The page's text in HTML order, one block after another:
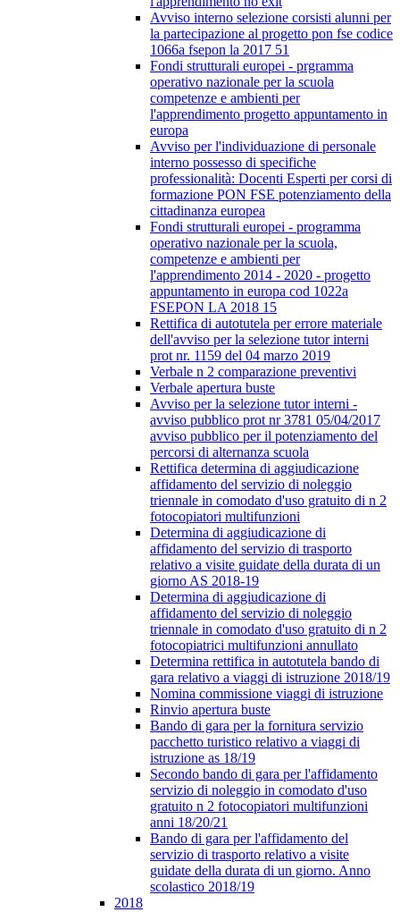
Avviso interno selezione corsisti alunni per
la partecipazione al progetto pon fse codice
1066a fsepon la 2017 51
Fondi strutturali europei - prgramma
operativo nazionale per la scuola
competenze e ambienti per
l'apprendimento progetto appuntamento in
europa
Avviso per l'individuazione di personale
interno possesso di specifiche
professionalità: Docenti Esperti per corsi di
formazione PON FSE potenziamento della
cittadinanza europea
Fondi strutturali europei - programma
operativo nazionale per la scuola,
competenze e ambienti per
l'apprendimento 2014 - 2020 - progetto
appuntamento in europa cod 1022a
FSEPON LA 2018 15
Rettifica di autotutela per errore materiale
dell'avviso per la selezione tutor interni
prot nr. 1159 del 04 marzo 2019
Verbale n 2 comparazione preventivi
Verbale apertura buste
Avviso per la selezione tutor interni -
avviso pubblico prot nr 3781 05/04/2017
avviso pubblico per il potenziamento del
percorsi di alternanza scuola
Rettifica determina di aggiudicazione
affidamento del servizio di noleggio
triennale in comodato d'uso gratuito di n 2
fotocopiatori multifunzioni
Determina di aggiudicazione di
affidamento del servizio di trasporto
relativo a visite guidate della durata di un
giorno AS 2018-19
Determina di aggiudicazione di
affidamento del servizio di noleggio
triennale in comodato d'uso gratuito di n 2
fotocopiatrici multifunzioni annullato
Determina rettifica in autotutela bando di
gara relativo a viaggi di istruzione 2018/19
Nomina commissione viaggi di istruzione
Rinvio apertura buste
Bando di gara per la fornitura servizio
pacchetto turistico relativo a viaggi di
istruzione as 18/19
Secondo bando di gara per l'affidamento
servizio di noleggio in comodato d'uso
gratuito n 2 fotocopiatori multifunzioni
anni 18/20/21
Bando di gara per l'affidamento del
servizio di trasporto relativo a visite
guidate della durata di un giorno. Anno
scolastico 2018/19
2018